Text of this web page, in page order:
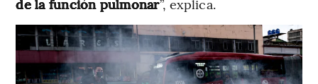
de la función pulmonar”, explica.